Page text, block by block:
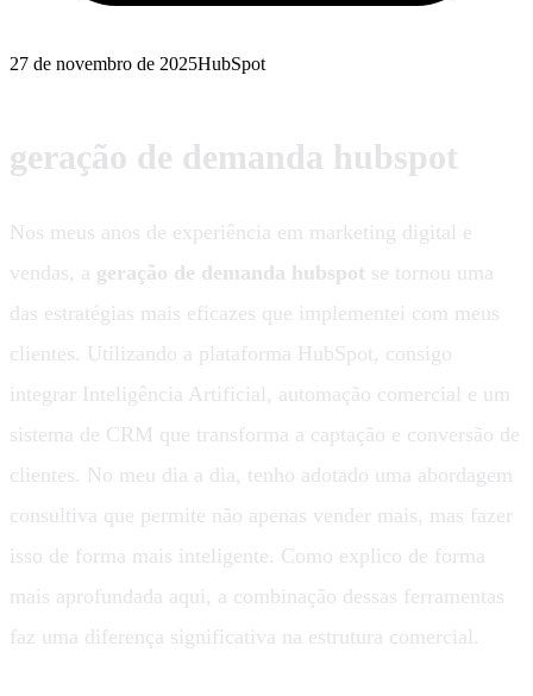
27 de novembro de 2025HubSpot
geração de demanda hubspot
Nos meus anos de experiência em marketing digital e
vendas, a geração de demanda hubspot se tornou uma
das estratégias mais eficazes que implementei com meus
clientes. Utilizando a plataforma HubSpot, consigo
integrar Inteligência Artificial, automação comercial e um
sistema de CRM que transforma a captação e conversão de
clientes. No meu dia a dia, tenho adotado uma abordagem
consultiva que permite não apenas vender mais, mas fazer
isso de forma mais inteligente. Como explico de forma
mais aprofundada aqui, a combinação dessas ferramentas
faz uma diferença significativa na estrutura comercial.